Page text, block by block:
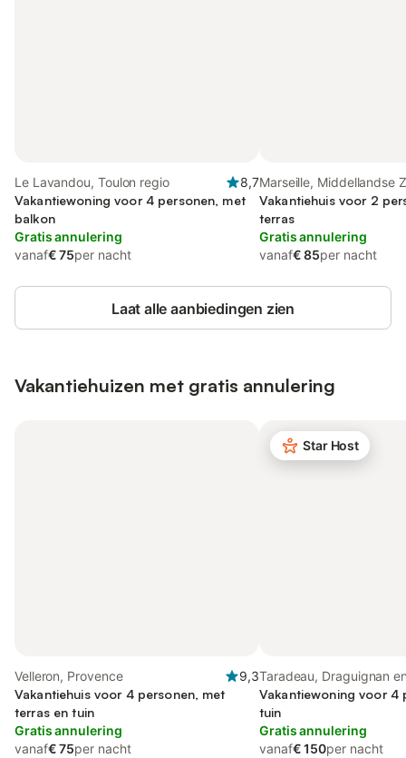
Le Lavandou, Toulon regio
8,7
Vakantiewoning voor 4 personen, met
balkon
Gratis annulering
vanaf€ 75per nacht
Marseille, Middellandse
(Frankrijk)
Vakantiehuis voor 2
terras
Gratis annulering
vanaf€ 85per nacht
Laat alle aanbiedingen zien
Vakantiehuizen met gratis annulering
Velleron, Provence
9,3
Vakantiehuis voor 4 personen, met
terras en tuin
Gratis annulering
vanaf€ 75per nacht
Star Host
Taradeau, Draguignan
Vakantiewoning voor 4
tuin
Gratis annulering
vanaf€ 150per nacht